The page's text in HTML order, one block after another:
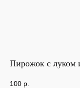
Пирожок с луком
100 р.